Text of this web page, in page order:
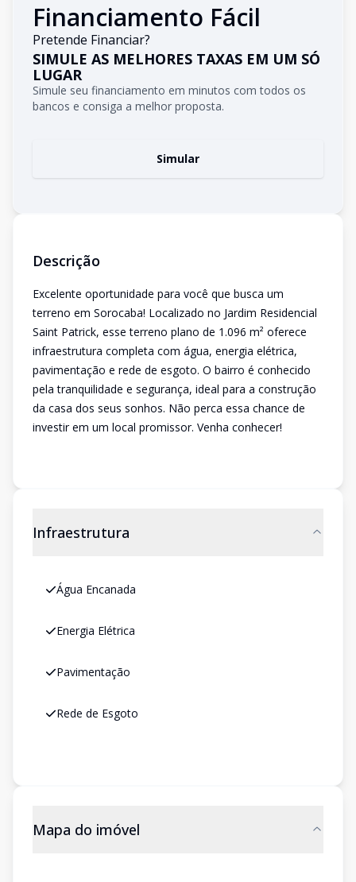
Financiamento Fácil
Pretende Financiar?
SIMULE AS MELHORES TAXAS EM UM SÓ
LUGAR
Simule seu financiamento em minutos com todos os
bancos e consiga a melhor proposta.
Simular
Descrição
Excelente oportunidade para você que busca um
terreno em Sorocaba! Localizado no Jardim Residencial
Saint Patrick, esse terreno plano de 1.096 m² oferece
infraestrutura completa com água, energia elétrica,
pavimentação e rede de esgoto. O bairro é conhecido
pela tranquilidade e segurança, ideal para a construção
da casa dos seus sonhos. Não perca essa chance de
investir em um local promissor. Venha conhecer!
Infraestrutura
Água Encanada
Energia Elétrica
Pavimentação
Rede de Esgoto
Mapa do imóvel